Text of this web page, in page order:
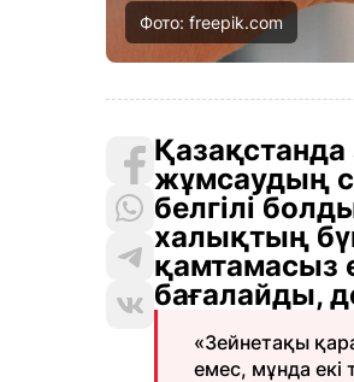
Фото: freepik.com
жұмсаудың
белгілі
халықтың
қамтамасыз
бағалайды,
«Зейнетақы
емес, мұнда екі